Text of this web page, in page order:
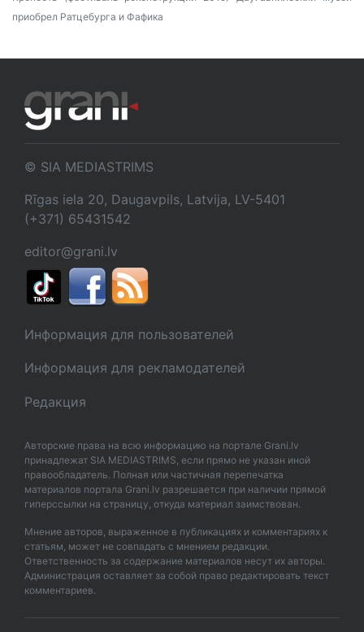
приобрел Ратцебурга и Фафика
© SIA MEDIASTRIMS
Rīgas iela 20, Daugavpils, Latvija, LV-5401
(+371) 65431542
editor@grani.lv
Информация для пользователей
Информация для рекламодателей
Редакция
Авторские права на всю информацию на портале Grani.lv
принадлежат SIA MEDIASTRIMS, если прямо не указан иной
правообладатель. Полная или частичная перепечатка
материалов портала Grani.lv разрешается при наличии прямой
гиперссылки на страницу, откуда материал заимствован.
Мнение авторов, выраженное в публикациях и комментариях к
статьям, может не совпадать с мнением редакции.
Ответственность за содержание материалов несут их авторы.
Администрация оставляет за собой право редактировать текст
комментариев.